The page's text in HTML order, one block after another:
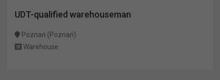
UDT-qualified warehouseman
Poznań (Poznań)
Warehouse